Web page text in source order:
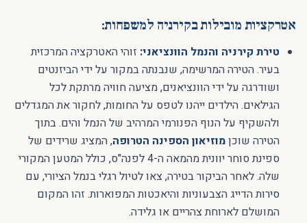
אטרקציות מובילות בקירניה למשפחות:
טירת קירניה והנמל הוונציאני: זוהי האטרקציה המרכזית
בעיר. הטירה המרשימה, שנבנתה במקור על ידי הביזנטים
ושודרגה על ידי הוונציאנים, מציעה חוויה מרתקת לכל
הגילאים. הילדים ייהנו לטפס על החומות, לחקור את המגדלים
ולהשקיף על הנוף הפנורמי המרהיב של הנמל והים. בתוך
הטירה שוכןמוזיאון הספינה הטרופה, המציג שרידים של
ספינת סוחר יוונית מהמאה ה-4 לפנה"ס, כולל המטען המקורי
שלה. לאחר הביקור בטירה, צאו לטיול רגלי בנמל הציורי, עם
סירות הדייג הצבעוניות והיאכטות המפוארות. זהו המקום
המושלם לארוחת צהריים או גלידה.